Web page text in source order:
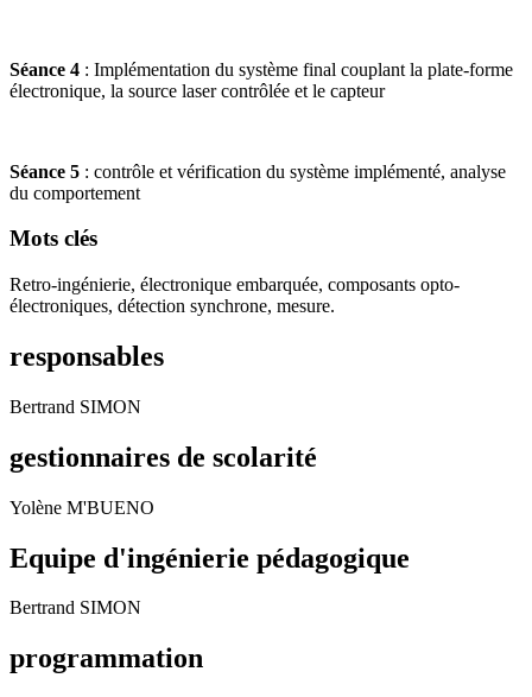
Séance 4 : Implémentation du système final couplant la plate-forme
électronique, la source laser contrôlée et le capteur
Séance 5 : contrôle et vérification du système implémenté, analyse
du comportement
Mots clés
Retro-ingénierie, électronique embarquée, composants opto-
électroniques, détection synchrone, mesure.
responsables
Bertrand SIMON
gestionnaires de scolarité
Yolène M'BUENO
Equipe d'ingénierie pédagogique
Bertrand SIMON
programmation